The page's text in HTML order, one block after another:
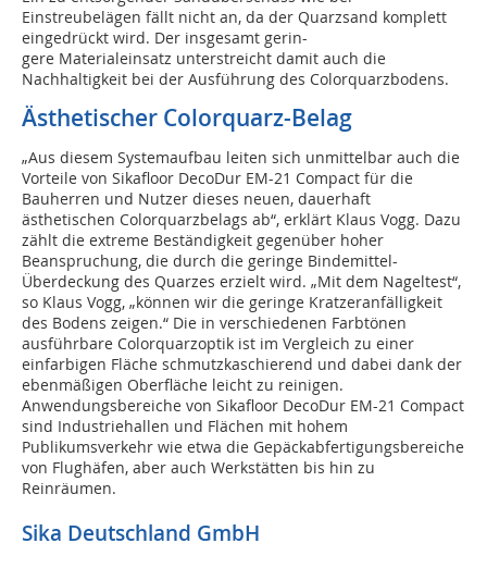
Einstreubelägen fällt nicht an, da der Quarzsand komplett
eingedrückt wird. Der insgesamt gerin­-
gere Materialeinsatz unterstreicht damit auch die
Nachhaltigkeit bei der Ausführung des Colorquarzbodens.
Ästhetischer Colorquarz-Belag
„Aus diesem Systemaufbau leiten sich unmittelbar auch die
Vorteile von Sikafloor DecoDur EM-21 Compact für die
Bauherren und Nutzer dieses neuen, dauerhaft
ästhetischen Colorquarzbelags ab“, erklärt Klaus Vogg. Dazu
zählt die extreme Beständigkeit gegenüber hoher
Beanspruchung, die durch die geringe Bindemittel-
Überdeckung des Quarzes erzielt wird. „Mit dem Nageltest“,
so Klaus Vogg, „können wir die geringe Kratzeranfälligkeit
des Bodens zeigen.“ Die in verschiedenen Farbtönen
ausführbare Colorquarzoptik ist im Vergleich zu einer
einfarbigen Fläche schmutzkaschierend und dabei dank der
ebenmäßigen Oberfläche leicht zu reinigen.
Anwendungsbereiche von Sikafloor DecoDur EM-21 Compact
sind Industriehallen und Flächen mit hohem
Publikumsverkehr wie etwa die Gepäckabfertigungsbereiche
von Flughäfen, aber auch Werkstätten bis hin zu
Reinräumen.
Sika Deutschland GmbH